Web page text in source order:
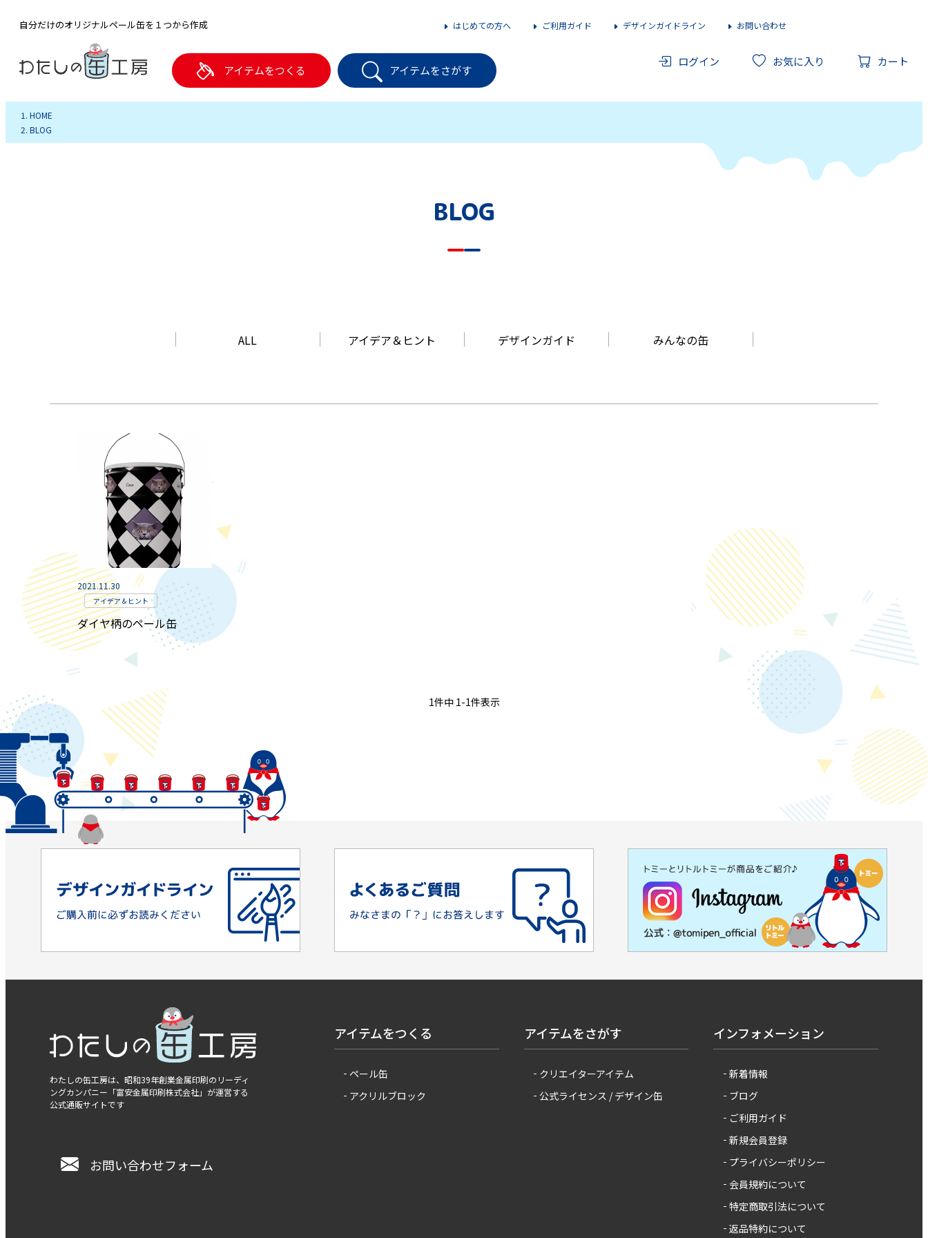
自分だけのオリジナルペール缶を１つから作成 はじめての方へ ご利用ガイド デザインガイドライン お問い合わせ
アイテムをつくる アイテムをさがす
ログイン お気に入り カート
HOME
BLOG
BLOG
ALL アイデア＆ヒント デザインガイド みんなの缶
2021.11.30
アイデア＆ヒント
ダイヤ柄のペール缶
1件中 1-1件表示
わたしの缶工房は、昭和39年創業金属印刷のリーディ
ングカンパニー 「富安金属印刷株式会社」 が運営する
公式通販サイトです
お問い合わせフォーム
アイテムをつくる
ペール缶
アクリルブロック
アイテムをさがす
クリエイターアイテム
公式ライセンス / デザイン缶
インフォメーション
新着情報
ブログ
ご利用ガイド
新規会員登録
プライバシーポリシー
会員規約について
特定商取引法について
返品特約について